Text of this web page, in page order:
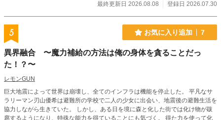
最終更新日 2026.08.08
登録日 2026.07.30
5 お気に入り追加 7
異界融合 〜魔力補給の方法は俺の身体を貪ることだっ
た！？〜
レモンGUN
巨大地震によって世界は崩壊し、全てのインフラは機能を停止した。 平凡なサ
ラリーマン刃山優希は避難所の学校で二人の少女に出会い、地震後の避難生活を
協力しながら生きていた。 しかし、ある日を境に森と化した街では化け物が跋
扈するようになり、特殊な能力を得ていることにも気づく。 得た力を使って化